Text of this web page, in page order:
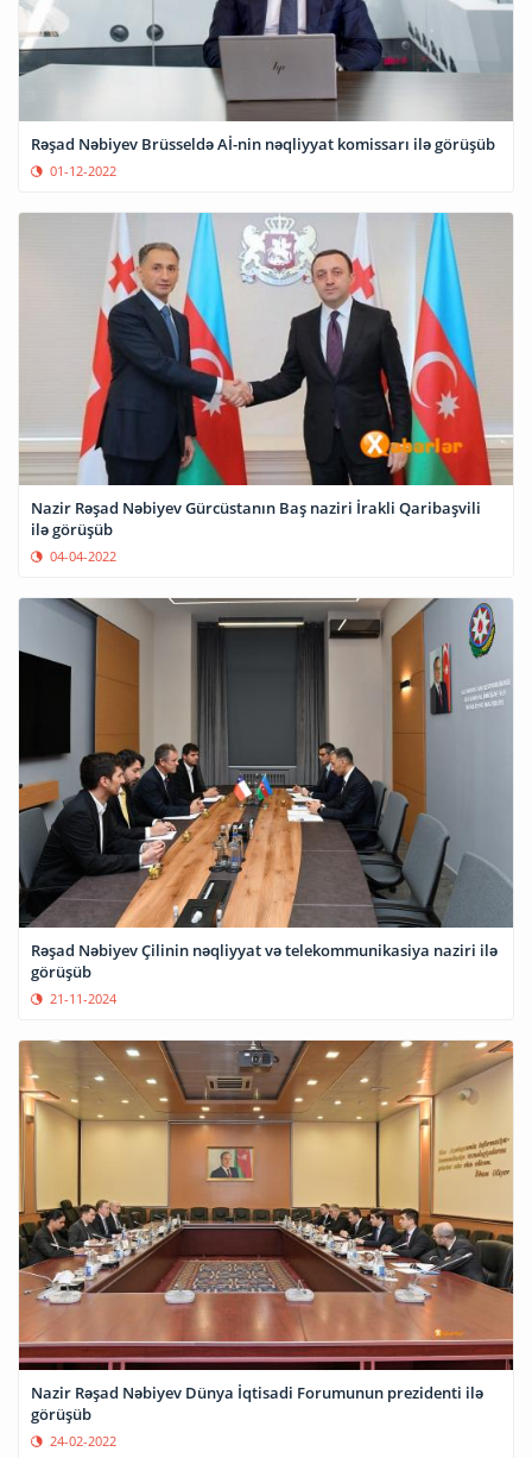
Rəşad Nəbiyev Brüsseldə Aİ-nin nəqliyyat komissarı ilə görüşüb
01-12-2022
Nazir Rəşad Nəbiyev Gürcüstanın Baş naziri İrakli Qaribaşvili
ilə görüşüb
04-04-2022
Rəşad Nəbiyev Çilinin nəqliyyat və telekommunikasiya naziri ilə
görüşüb
21-11-2024
Nazir Rəşad Nəbiyev Dünya İqtisadi Forumunun prezidenti ilə
görüşüb
24-02-2022